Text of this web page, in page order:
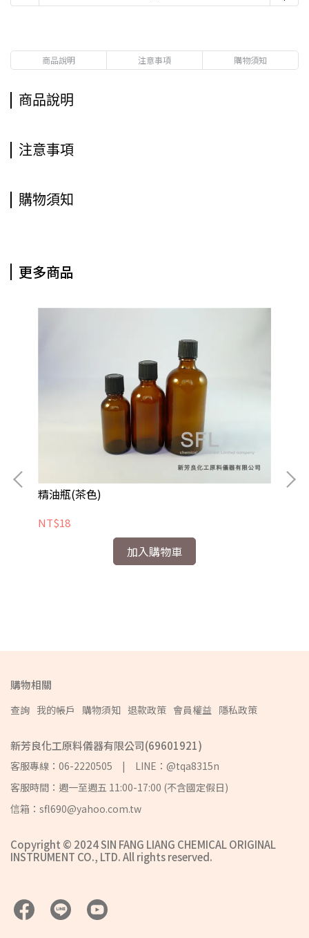
商品說明 注意事項 購物須知
商品說明
注意事項
購物須知
更多商品
精油瓶(茶色)
NT$18
加入購物車
購物相關
查詢 我的帳戶 購物須知 退款政策 會員權益 隱私政策
新芳良化工原料儀器有限公司(69601921)
客服專線：06-2220505 | LINE：@tqa8315n
客服時間：週一至週五 11:00-17:00 (不含國定假日)
信箱：sfl690@yahoo.com.tw
Copyright © 2024 SIN FANG LIANG CHEMICAL ORIGINAL
INSTRUMENT CO., LTD. All rights reserved.